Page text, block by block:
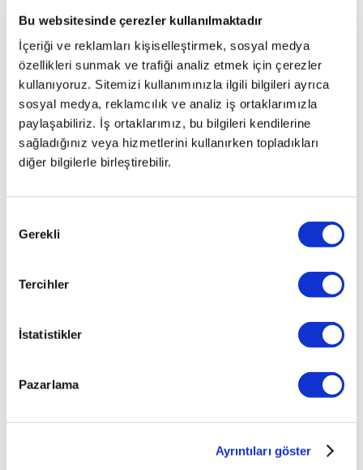
Bu websitesinde çerezler kullanılmaktadır
İçeriği ve reklamları kişiselleştirmek, sosyal medya
özellikleri sunmak ve trafiği analiz etmek için çerezler
kullanıyoruz. Sitemizi kullanımınızla ilgili bilgileri ayrıca
sosyal medya, reklamcılık ve analiz iş ortaklarımızla
paylaşabiliriz. İş ortaklarımız, bu bilgileri kendilerine
sağladığınız veya hizmetlerini kullanırken topladıkları
diğer bilgilerle birleştirebilir.
Seçimi
Gerekli
Tercihler
İstatistikler
Pazarlama
Ayrıntıları göster
-
Çocukların
ve
bebeklerin
mutlaka
onlar
için
konforlu
kemerli
etmesi